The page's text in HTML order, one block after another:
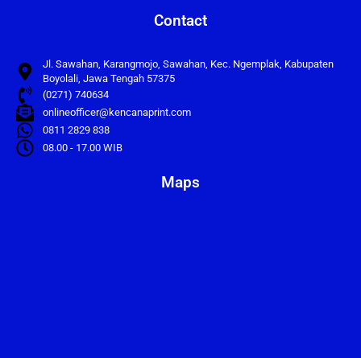
Contact
Jl. Sawahan, Karangmojo, Sawahan, Kec. Ngemplak, Kabupaten
Boyolali, Jawa Tengah 57375
(0271) 740634
onlineofficer@kencanaprint.com
0811 2829 838
08.00 - 17.00 WIB
Maps